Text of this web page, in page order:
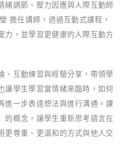
緒調節、壓力因應與人際互動師
擔任講師，透過互動式課程，
力，並學習更健康的人際互動方
、互動練習與經驗分享，帶領學
讓學生學習當情緒來臨時，如何
進一步表達想法與進行溝通。課
的概念，讓學生重新思考語言在
更尊重、更溫和的方式與他人交